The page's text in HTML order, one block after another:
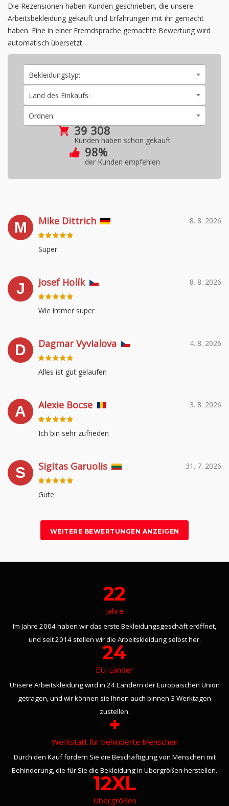
Die Rezensionen haben Kunden geschrieben, die unsere
Arbeitsbekleidung gekauft und Erfahrungen mit ihr gemacht
haben. Eine in einer Fremdsprache gemachte Bewertung wird
automatisch übersetzt.
Bekleidungstyp:
Land des Einkaufs:
Ordnen:
39 308
Kunden haben schon gekauft
98%
der Kunden empfehlen
M 8. 8. 2026
Mike Dittrich
Super
J 8. 8. 2026
Josef Holík
Wie immer super
D 4. 8. 2026
Dagmar Vyvialova
Alles ist gut gelaufen
A 3. 8. 2026
Alexie Bocse
Ich bin sehr zufrieden
S 31. 7. 2026
Sigitas Garuolis
Gute
WEITERE BEWERTUNGEN ANZEIGEN
22
Jahre
Im Jahre 2004 haben wir das erste Bekleidungsgeschäft eröffnet,
und seit 2014 stellen wir die Arbeitskleidung selbst her.
24
EU-Länder
Unsere Arbeitskleidung wird in 24 Ländern der Europäischen Union
getragen, und wir können sie Ihnen auch binnen 3 Werktagen
zustellen.
+
Werkstatt für behinderte Menschen
Durch den Kauf fördern Sie die Beschäftigung von Menschen mit
Behinderung, die für Sie die Bekleidung in Übergrößen herstellen.
12XL
Übergrößen